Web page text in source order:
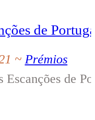
de
~ Prémios
Escanções de